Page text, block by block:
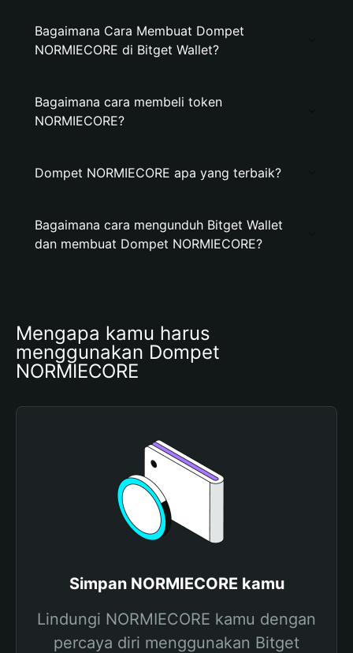
Bagaimana Cara Membuat Dompet
NORMIECORE di Bitget Wallet?
Bagaimana cara membeli token
NORMIECORE?
Dompet NORMIECORE apa yang terbaik?
Bagaimana cara mengunduh Bitget Wallet
dan membuat Dompet NORMIECORE?
Mengapa kamu harus
menggunakan Dompet
NORMIECORE
Simpan NORMIECORE kamu
Lindungi NORMIECORE kamu dengan
percaya diri menggunakan Bitget